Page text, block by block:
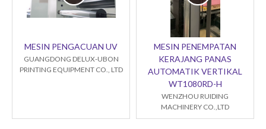
MESIN PENGACUAN UV
GUANGDONG DELUX-UBON
PRINTING EQUIPMENT CO., LTD
MESIN PENEMPATAN
KERAJANG PANAS
AUTOMATIK VERTIKAL
WT1080RD-H
WENZHOU RUIDING
MACHINERY CO.,LTD